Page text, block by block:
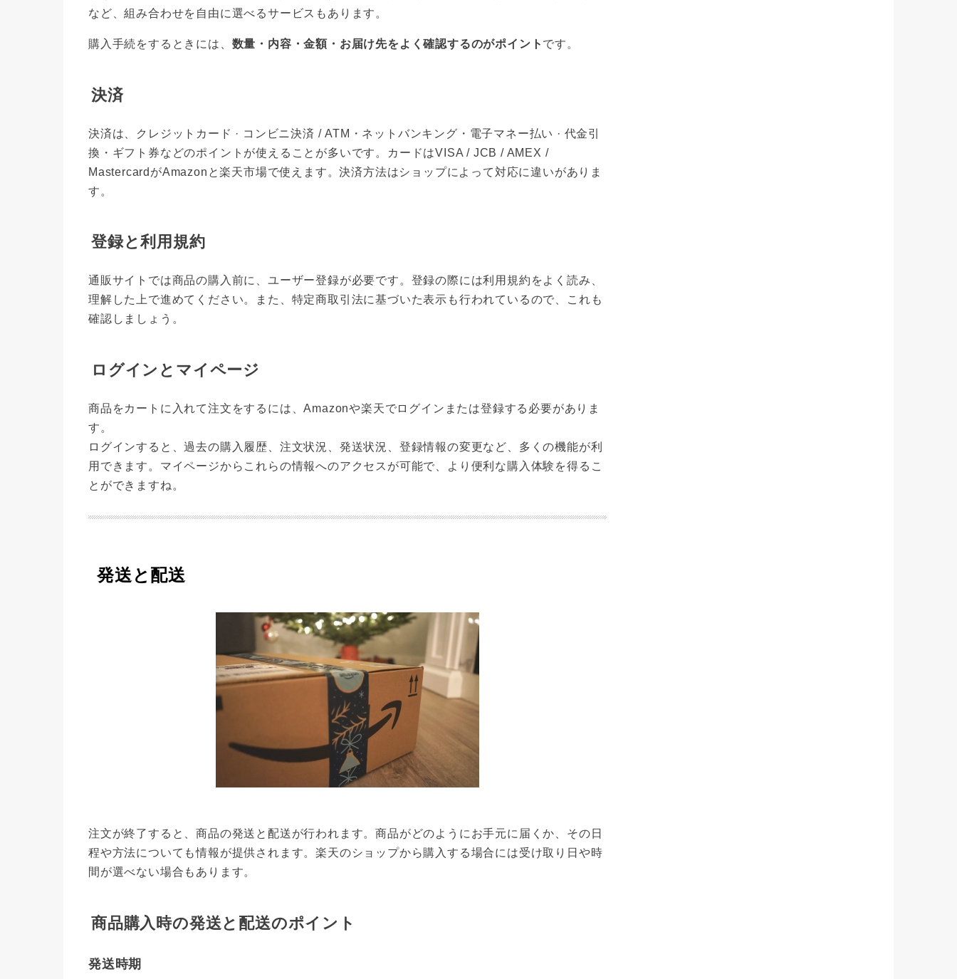
など、組み合わせを自由に選べるサービスもあります。
購入手続をするときには、 数量・内容・金額・お届け先をよく確認するのがポイント です。
決済
決済は、クレジットカード · コンビニ決済 / ATM・ネットバンキング・電子マネー払い · 代金引
換・ギフト券などのポイントが使えることが多いです。カードはVISA / JCB / AMEX /
MastercardがAmazonと楽天市場で使えます。決済方法はショップによって対応に違いがありま
す。
登録と利用規約
通販サイトでは商品の購入前に、ユーザー登録が必要です。登録の際には利用規約をよく読み、
理解した上で進めてください。また、特定商取引法に基づいた表示も行われているので、これも
確認しましょう。
ログインとマイページ
商品をカートに入れて注文をするには、Amazonや楽天でログインまたは登録する必要がありま
す。
ログインすると、過去の購入履歴、注文状況、発送状況、登録情報の変更など、多くの機能が利
用できます。マイページからこれらの情報へのアクセスが可能で、より便利な購入体験を得るこ
とができますね。
発送と配送
注文が終了すると、商品の発送と配送が行われます。商品がどのようにお手元に届くか、その日
程や方法についても情報が提供されます。楽天のショップから購入する場合には受け取り日や時
間が選べない場合もあります。
商品購入時の発送と配送のポイント
発送時期